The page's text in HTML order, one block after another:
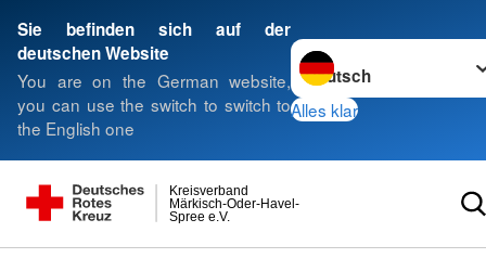
Sie befinden sich auf der
deutschen Website
You are on the German website,
you can use the switch to switch to
the English one
Sprache wechseln zu
Alles klar
Spree e.V.
Märkisch-Oder-Havel-
Kreisverband